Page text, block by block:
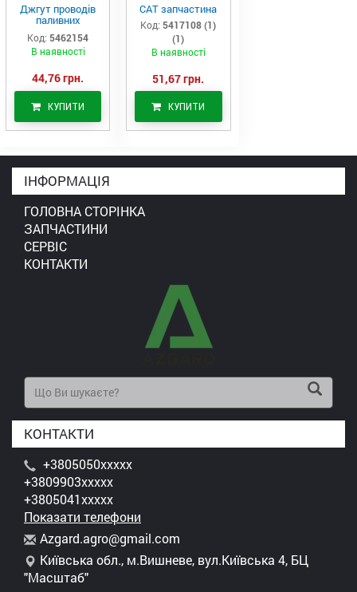
Джгут проводів
паливних
форсунок CAT
C7/C9 (546-2154)
Код: 5462154
В наявності
44,76 грн.
КУПИТИ
САТ запчастина
Код: 5417108 (1)
(1)
В наявності
51,67 грн.
КУПИТИ
ІНФОРМАЦІЯ
ГОЛОВНА СТОРІНКА
ЗАПЧАСТИНИ
СЕРВІС
КОНТАКТИ
КОНТАКТИ
+3805050xxxxx
+3809903xxxxx
+3805041xxxxx
Показати телефони
Azgard.agro@gmail.com
Київська обл., м.Вишневе, вул.Київська 4, БЦ
"Масштаб"